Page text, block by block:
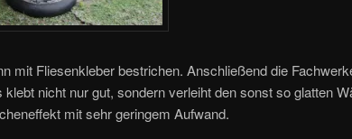
mit Fliesenkleber bestrichen. Anschließend die
klebt nicht nur gut, sondern verleiht den sonst so glatten
mit sehr geringem Aufwand.